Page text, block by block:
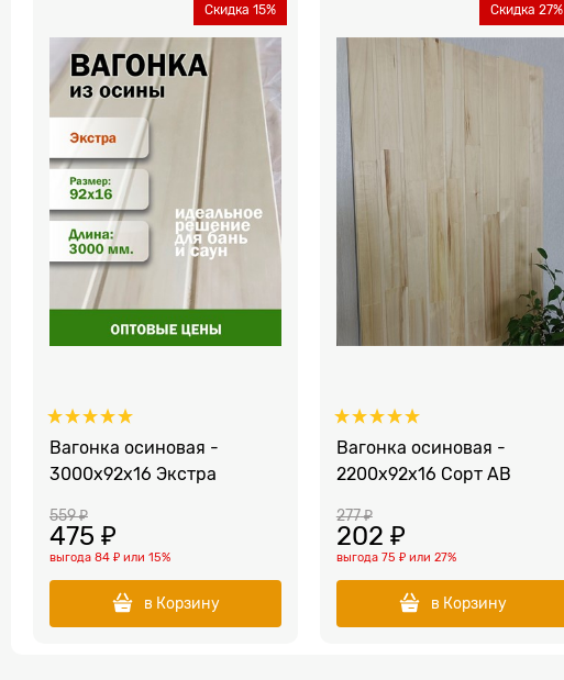
Вагонка осиновая -
3000x92x16 Экстра
Скидка 15%
559 ₽
475 ₽
выгода 84 ₽ или 15%
в Корзину
Вагонка осиновая -
2200x92x16 Сорт АВ
Скидка 27%
277 ₽
202 ₽
выгода 75 ₽или 27%
в Корзину